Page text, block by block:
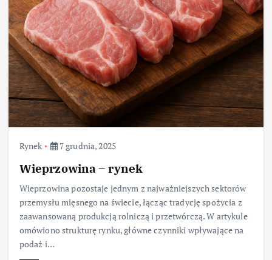
Rynek 7 grudnia, 2025
Wieprzowina – rynek
Wieprzowina pozostaje jednym z najważniejszych sektorów
przemysłu mięsnego na świecie, łącząc tradycję spożycia z
zaawansowaną produkcją rolniczą i przetwórczą. W artykule
omówiono strukturę rynku, główne czynniki wpływające na
podaż i…